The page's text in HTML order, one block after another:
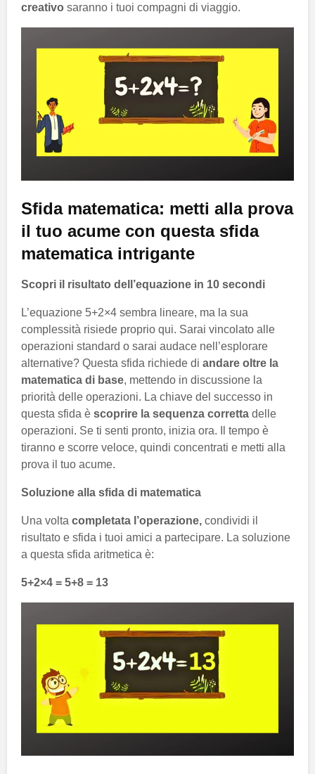
creativo saranno i tuoi compagni di viaggio.
Sfida matematica: metti alla prova
il tuo acume con questa sfida
matematica intrigante
Scopri il risultato dell’equazione in 10 secondi
L’equazione 5+2×4 sembra lineare, ma la sua
complessità risiede proprio qui. Sarai vincolato alle
operazioni standard o sarai audace nell’esplorare
alternative? Questa sfida richiede di andare oltre la
matematica di base, mettendo in discussione la
priorità delle operazioni. La chiave del successo in
questa sfida è scoprire la sequenza corretta delle
operazioni. Se ti senti pronto, inizia ora. Il tempo è
tiranno e scorre veloce, quindi concentrati e metti alla
prova il tuo acume.
Soluzione alla sfida di matematica
Una volta completata l’operazione, condividi il
risultato e sfida i tuoi amici a partecipare. La soluzione
a questa sfida aritmetica è:
5+2×4 = 5+8 = 13